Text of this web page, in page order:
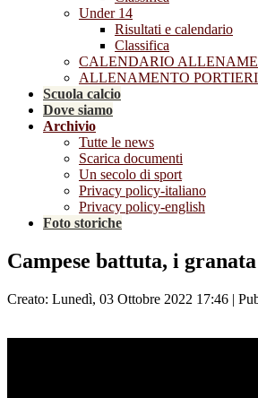
Under 14
Risultati e calendario
Classifica
CALENDARIO
ALLENAMENTO PORTIERI
Scuola calcio
Dove siamo
Archivio
Tutte le news
Scarica documenti
Un secolo di sport
Privacy policy-italiano
Privacy policy-english
Foto storiche
Campese battuta, i
Creato: Lunedì, 03 Ottobre 2022 17:46 |